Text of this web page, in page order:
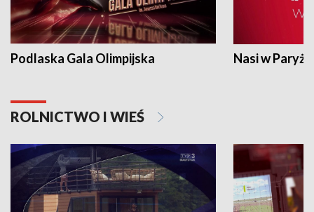
Podlaska Gala Olimpijska Nasi w Paryżu
ROLNICTWO I WIEŚ